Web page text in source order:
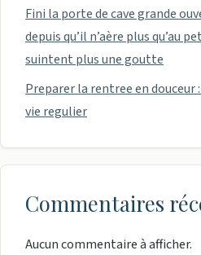
Fini la porte de cave grande
depuis qu’il n’aère plus qu’au
suintent plus une goutte
Preparer la rentree en
vie regulier
Commentaires
Aucun commentaire à afficher.